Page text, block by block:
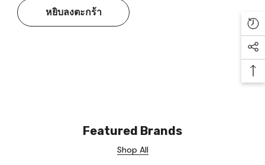
หยิบลงตะกร้า
Featured Brands
Shop All